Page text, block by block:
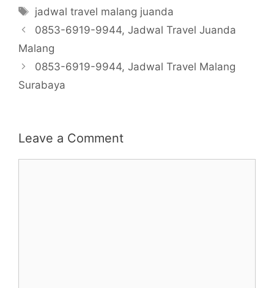
Tags
jadwal travel malang juanda
0853-6919-9944, Jadwal Travel Juanda
Malang
0853-6919-9944, Jadwal Travel Malang
Surabaya
Leave a Comment